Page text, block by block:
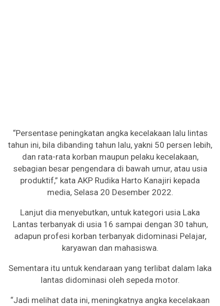
“Persentase peningkatan angka kecelakaan lalu lintas
tahun ini, bila dibanding tahun lalu, yakni 50 persen lebih,
dan rata-rata korban maupun pelaku kecelakaan,
sebagian besar pengendara di bawah umur, atau usia
produktif,” kata AKP Rudika Harto Kanajiri kepada
media, Selasa 20 Desember 2022.
Lanjut dia menyebutkan, untuk kategori usia Laka
Lantas terbanyak di usia 16 sampai dengan 30 tahun,
adapun profesi korban terbanyak didominasi Pelajar,
karyawan dan mahasiswa.
Sementara itu untuk kendaraan yang terlibat dalam laka
lantas didominasi oleh sepeda motor.
“Jadi melihat data ini, meningkatnya angka kecelakaan